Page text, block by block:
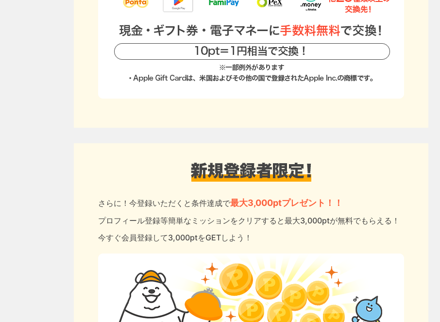
さらに！今登録いただくと条件達成で最大3,000ptプレゼント！！
プロフィール登録等簡単なミッションをクリアすると最大3,000ptが無料でもらえる！
今すぐ会員登録して3,000ptをGETしよう！